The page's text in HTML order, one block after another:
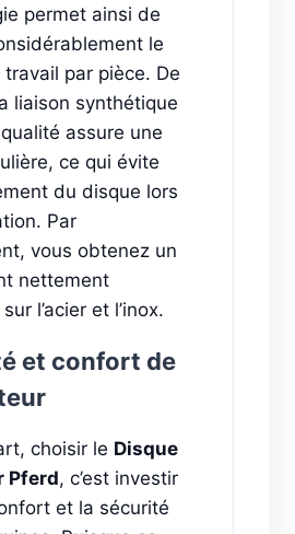
permet ainsi de
le
par pièce. De
liaison synthétique
assure une
ce qui évite
du disque lors
Par
vous obtenez un
nettement
l’acier et l’inox.
et confort de
choisir le Disque
Pferd, c’est investir
et la sécurité